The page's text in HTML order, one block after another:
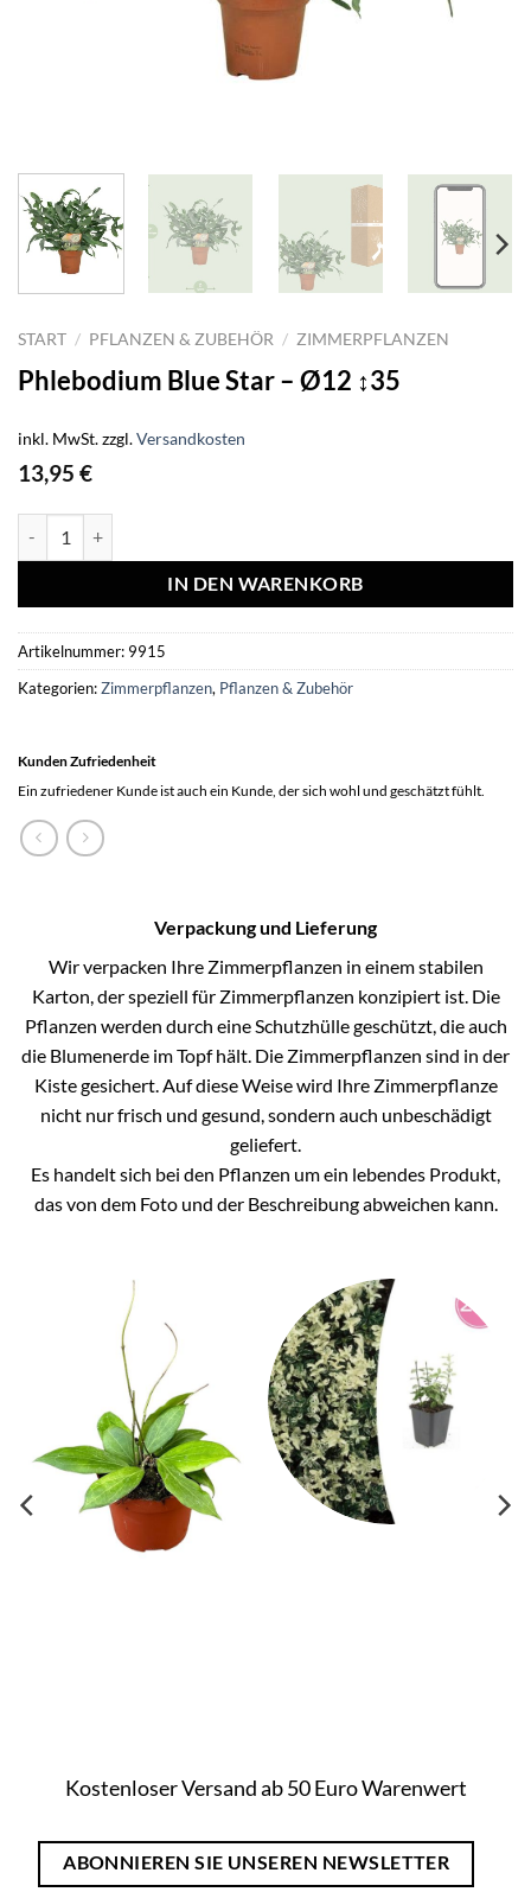
START / PFLANZEN & ZUBEHÖR / ZIMMERPFLANZEN
Phlebodium Blue Star – Ø12 ↕35
inkl. MwSt.zzgl.Versandkosten
13,95 €
IN DEN WARENKORB
Artikelnummer: 9915
Kategorien:Zimmerpflanzen, Pflanzen & Zubehör
Kunden Zufriedenheit
Ein zufriedener Kunde ist auch ein Kunde, der sich wohl und geschätzt fühlt.
Verpackung und Lieferung
Wir verpacken Ihre Zimmerpflanzen in einem stabilen
Karton, der speziell für Zimmerpflanzen konzipiert ist. Die
Pflanzen werden durch eine Schutzhülle geschützt, die auch
die Blumenerde im Topf hält. Die Zimmerpflanzen sind in der
Kiste gesichert. Auf diese Weise wird Ihre Zimmerpflanze
nicht nur frisch und gesund, sondern auch unbeschädigt
geliefert.
Es handelt sich bei den Pflanzen um ein lebendes Produkt,
das von dem Foto und der Beschreibung abweichen kann.
Kostenloser Versand ab 50 Euro Warenwert
ABONNIEREN SIE UNSEREN NEWSLETTER